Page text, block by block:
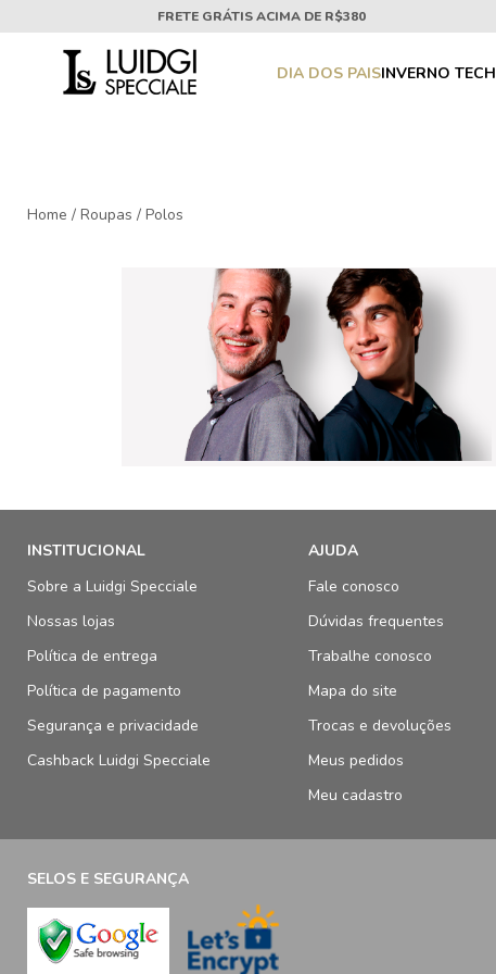
FRETE GRÁTIS ACIMA DE R$380
DIA DOS PAISINVERNO TECH
Home / Roupas / Polos
INSTITUCIONAL
Sobre a Luidgi Specciale
Nossas lojas
Política de entrega
Política de pagamento
Segurança e privacidade
Cashback Luidgi Specciale
AJUDA
Fale conosco
Dúvidas frequentes
Trabalhe conosco
Mapa do site
Trocas e devoluções
Meus pedidos
Meu cadastro
SELOS E SEGURANÇA